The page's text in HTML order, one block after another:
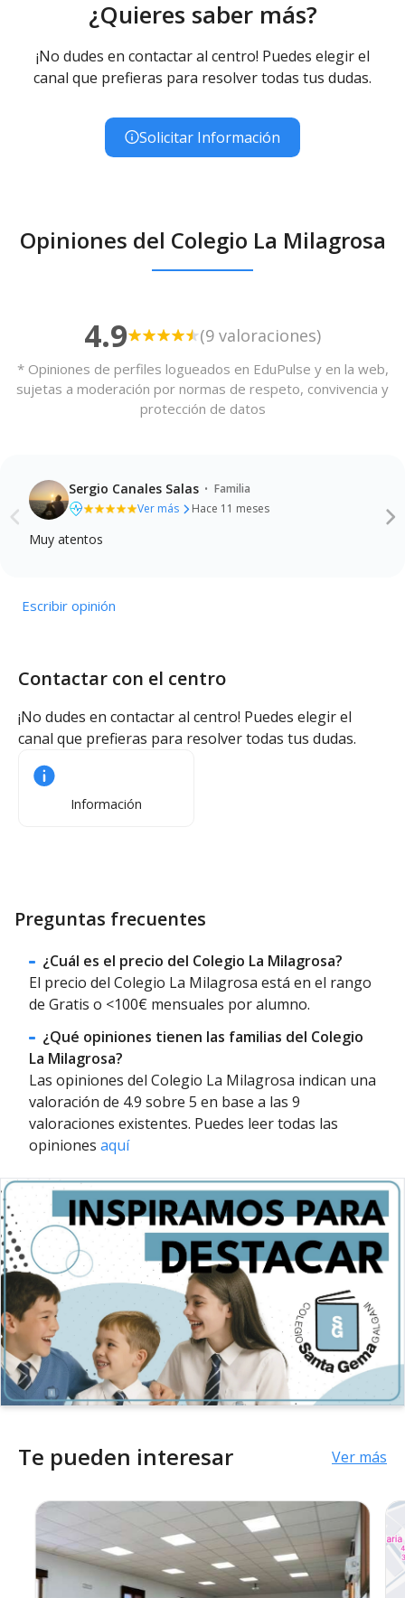
¿Quieres saber más?
¡No dudes en contactar al centro! Puedes elegir el
canal que prefieras para resolver todas tus dudas.
Solicitar Información
Opiniones del Colegio La Milagrosa
4.9 (9 valoraciones)
* Opiniones de perfiles logueados en EduPulse y en la web,
sujetas a moderación por normas de respeto, convivencia y
protección de datos
Sergio Canales Salas · Familia
Ver más
Hace 11 meses
Muy atentos
Escribir opinión
Contactar con el centro
¡No dudes en contactar al centro! Puedes elegir el
canal que prefieras para resolver todas tus dudas.
Información
Preguntas frecuentes
¿Cuál es el precio del Colegio La Milagrosa?
El precio del Colegio La Milagrosa está en el rango
de Gratis o <100€ mensuales por alumno.
¿Qué opiniones tienen las familias del Colegio
La Milagrosa?
Las opiniones del Colegio La Milagrosa indican una
valoración de 4.9 sobre 5 en base a las 9
valoraciones existentes. Puedes leer todas las
opiniones aquí
Te pueden interesar Ver más